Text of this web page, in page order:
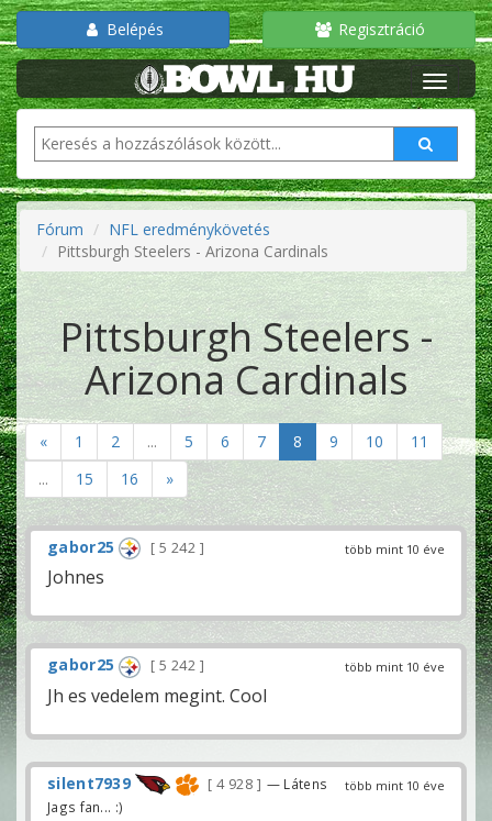
Belépés Regisztráció
Fórum
NFL eredménykövetés
Pittsburgh Steelers - Arizona Cardinals
Pittsburgh Steelers -
Arizona Cardinals
« 1 2 ... 5 6 7 8 9 10
11
...
15 16 »
több mint 10 éve
gabor25 5 242
Johnes
több mint 10 éve
gabor25 5 242
Jh es vedelem megint. Cool
több mint 10 éve
silent7939 4 928
— Látens
Jags fan... :)